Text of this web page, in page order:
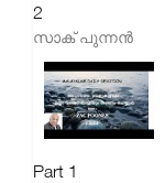
2
സാക് പുന്നൻ
Part 1